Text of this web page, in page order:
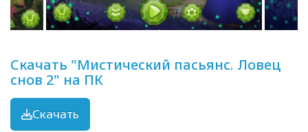
Скачать "Мистический пасьянс. Ловец
снов 2" на ПК
Скачать